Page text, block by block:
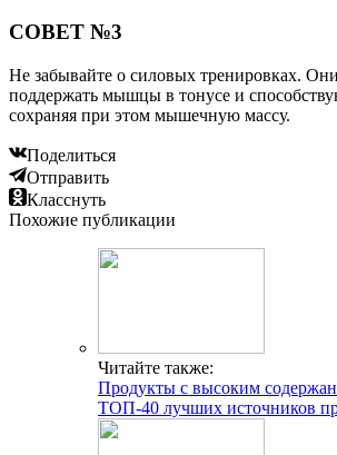
СОВЕТ №3
Не забывайте о силовых тренировках.
поддержать мышцы в тонусе и
сохраняя при этом мышечную массу.
Поделиться
Отправить
Класснуть
Похожие публикации
Читайте также:
Продукты с высоким
ТОП-40 лучших источников